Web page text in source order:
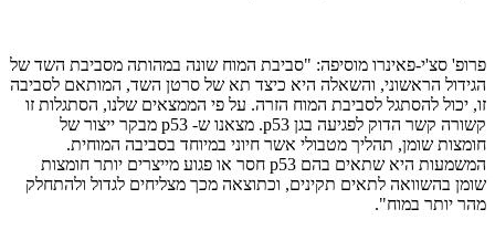
פרופ' סצ'י-פאינרו מוסיפה: "סביבת המוח שונה במהותה מסביבת השד של
הגידול הראשוני, והשאלה היא כיצד תא של סרטן השד, המותאם לסביבה
זו, יכול להסתגל לסביבת המוח הזרה. על פי הממצאים שלנו, הסתגלות זו
קשורה קשר הדוק לפגיעה בגן p53. מצאנו ש- p53 מבקר ייצור של
חומצות שומן, תהליך מטבולי אשר חיוני במיוחד בסביבה המוחית.
המשמעות היא שתאים בהם p53 חסר או פגוע מייצרים יותר חומצות
שומן בהשוואה לתאים תקינים, וכתוצאה מכך מצליחים לגדול ולהתחלק
מהר יותר במוח".